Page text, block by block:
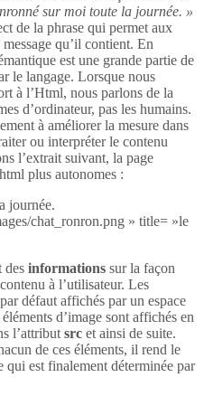
sur moi toute la journée. »
de la phrase qui permet aux
qu’il contient. En
est une grande partie de
le langage. Lorsque nous
à l’Html, nous parlons de la
d’ordinateur, pas les humains.
à améliorer la mesure dans
ou interpréter le contenu
l’extrait suivant, la page
plus autonomes :
journée.
chat_ronron.png » title= »le
des informations sur la façon
à l’utilisateur. Les
défaut affichés par un espace
d’image sont affichés en
l’attribut src et ainsi de suite.
de ces éléments, il rend le
qui est finalement déterminée par